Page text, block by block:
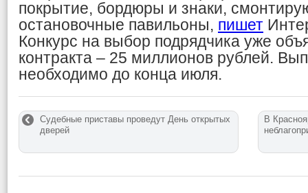
покрытие, бордюры и знаки,
остановочные павильоны, пишет
Конкурс на выбор подрядчика уже
контракта – 25 миллионов рублей.
необходимо до конца июля.
Судебные приставы проведут День открытых
дверей
В